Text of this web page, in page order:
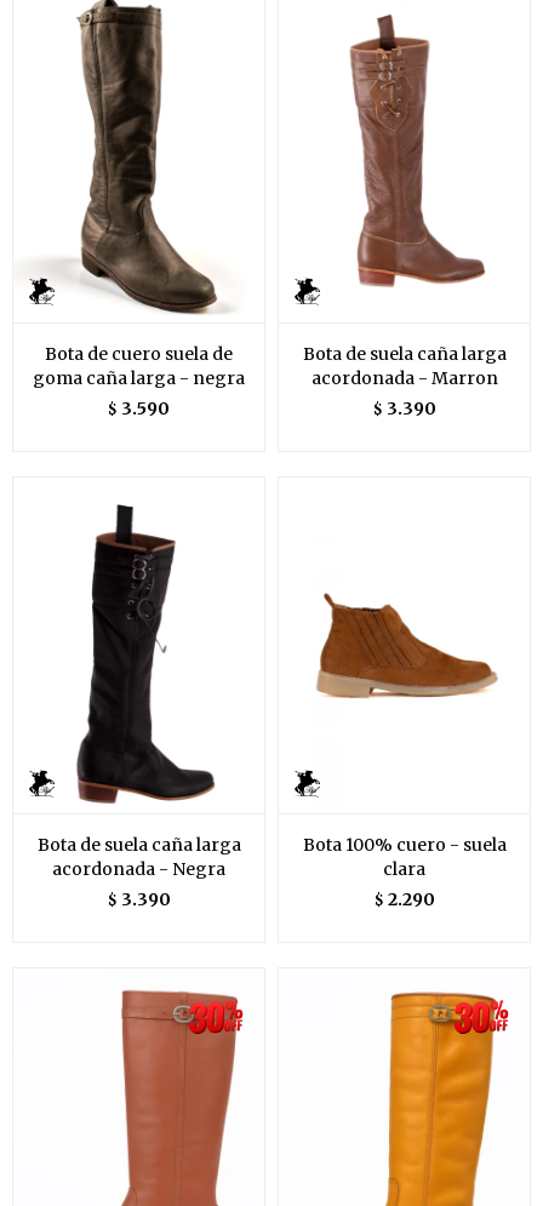
Bota de cuero suela de
goma caña larga - negra
$ 3.590
Bota de suela caña larga
acordonada - Marron
$ 3.390
Bota de suela caña larga
acordonada - Negra
$ 3.390
Bota 100% cuero - suela
clara
$ 2.290